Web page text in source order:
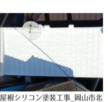
屋根シリコン塗装工事_岡山市北